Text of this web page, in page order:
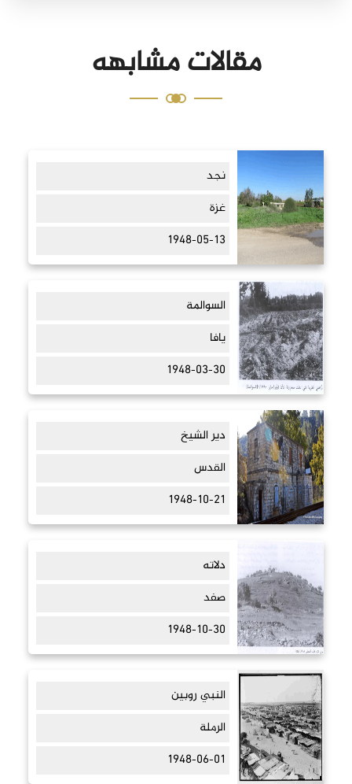
مقالات مشابهه
نجد
غزة
1948-05-13
السوالمة
يافا
1948-03-30
دير الشيخ
القدس
1948-10-21
دلاته
صفد
1948-10-30
النبي روبين
الرملة
1948-06-01